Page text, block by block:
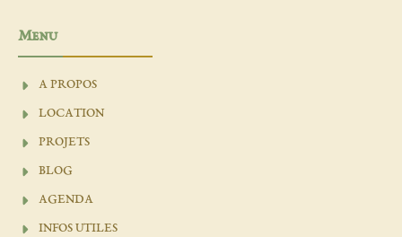
Menu
A PROPOS
LOCATION
PROJETS
BLOG
AGENDA
INFOS UTILES